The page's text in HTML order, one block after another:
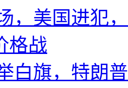
，美国进犯
格战
白旗，特朗